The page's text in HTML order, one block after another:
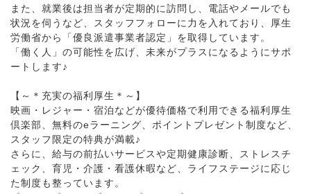
また、就業後は担当者が定期的に訪問し、電話やメールでも
状況を伺うなど、スタッフフォローに力を入れており、厚生
労働省から「優良派遣事業者認定」を取得しています。
「働く人」の可能性を広げ、未来がプラスになるようにサポ
ートします♪
【～＊充実の福利厚生＊～】
映画・レジャー・宿泊などが優待価格で利用できる福利厚生
倶楽部、無料のeラーニング、ポイントプレゼント制度など、
スタッフ限定の特典が満載♪
さらに、給与の前払いサービスや定期健康診断、ストレスチ
ェック、育児・介護・看護休暇など、ライフステージに応じ
た制度も整っています。